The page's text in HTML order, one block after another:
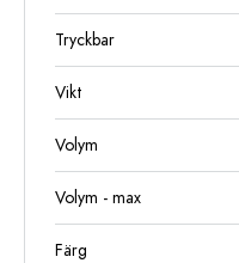
Tryckbar
Vikt
Volym
Volym - max
Färg